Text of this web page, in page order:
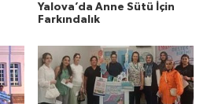
Yalova’da Anne Sütü İçin
Farkındalık